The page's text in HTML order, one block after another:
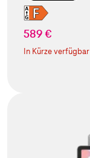
589 €
In Kürze verfügbar